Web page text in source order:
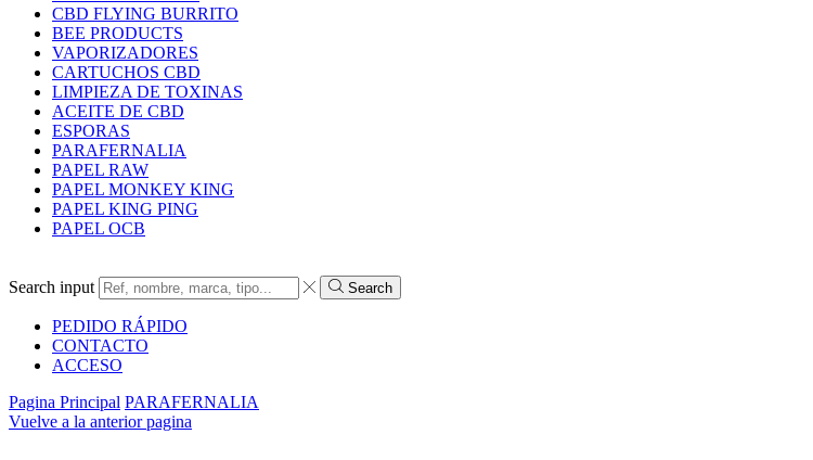
CBD FLYING BURRITO
BEE PRODUCTS
VAPORIZADORES
CARTUCHOS CBD
LIMPIEZA DE TOXINAS
ACEITE DE CBD
ESPORAS
PARAFERNALIA
PAPEL RAW
PAPEL MONKEY KING
PAPEL KING PING
PAPEL OCB
Search input Search
PEDIDO RÁPIDO
CONTACTO
ACCESO
Pagina Principal PARAFERNALIA
Vuelve a la anterior pagina